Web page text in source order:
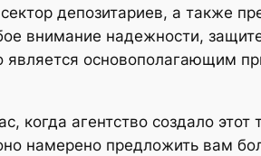
депозитариев, а также
внимание надежности,
основополагающим
агентство создало этот
намерено предложить вам